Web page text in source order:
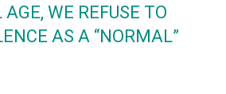
WE REFUSE TO
AS A “NORMAL”